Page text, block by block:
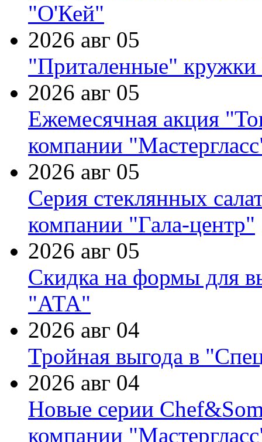
"О'Кей"
2026 авг 05
"Приталенные" кружки
2026 авг 05
Ежемесячная акция
компании
2026 авг 05
Серия стеклянных
компании "Гала-центр"
2026 авг 05
Скидка на формы для
"АТА"
2026 авг 04
Тройная выгода в
2026 авг 04
Новые серии
компании